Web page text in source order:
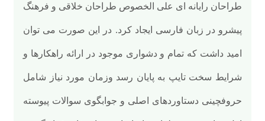
طراحان رایانه ای علی الخصوص طراحان خلاقی و فرهنگ
پیشرو در زبان فارسی ایجاد کرد. در این صورت می توان
امید داشت که تمام و دشواری موجود در ارائه راهکارها و
شرایط سخت تایپ به پایان رسد وزمان مورد نیاز شامل
حروفچینی دستاوردهای اصلی و جوابگوی سوالات پیوسته